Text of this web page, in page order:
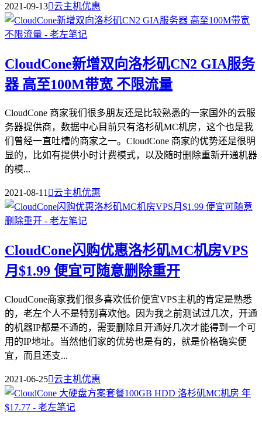
2021-09-13云主机优惠
CloudCone新增双向洛杉矶CN2 GIA服务
器 高至100M带宽 不限流量
CloudCone 商家我们很多朋友还是比较熟悉的一家国外的云服
务器提供商，数据中心目前只有洛杉矶MC机房，这个也是我
们曾经一直吐槽的商家之一。CloudCone 商家的优势还是很明
显的，比如有提供小时计费模式，以及随时删除重新开通机器
的模...
2021-08-11 云主机优惠
CloudCone闪购优惠洛杉矶MC机房VPS
月$1.99 便宜可随意删除重开
CloudCone商家我们很多喜欢低价便宜VPS主机的肯定是熟悉
的，老左个人不是特别喜欢他。因为我之前测试过几次，开通
的机器IP都是不通的，需要删除且开通好几次才能得到一个可
用的IP地址。当然他们家的优势也是有的，就是价格确实便
宜，而且还支...
2021-06-25云主机优惠